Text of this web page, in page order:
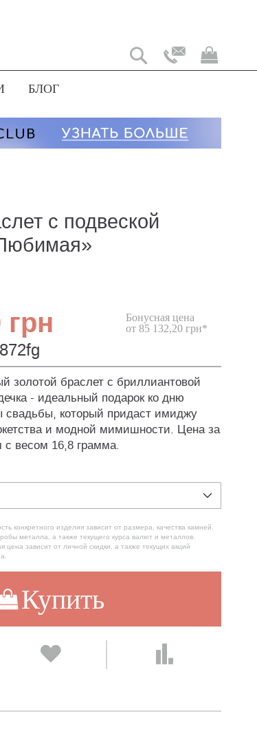
Моя
БЛОГ
с подвеской
Бонусная цена
от 85 132,20 грн*
золотой браслет с бриллиантовой
- идеальный подарок ко дню
который придаст имиджу
и модной мимишности. Цена за
весом 16,8 грамма.
конкретного изделия зависит от размера, качества камней,
металла, а также текущего курса валют и металлов.
цена зависит от личной скидки, а также текущих акций
Купить